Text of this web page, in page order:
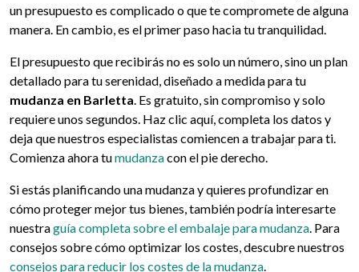
un presupuesto es complicado o que te compromete de alguna
manera. En cambio, es el primer paso hacia tu tranquilidad.
El presupuesto que recibirás no es solo un número, sino un plan
detallado para tu serenidad, diseñado a medida para tu
mudanza en Barletta. Es gratuito, sin compromiso y solo
requiere unos segundos. Haz clic aquí, completa los datos y
deja que nuestros especialistas comiencen a trabajar para ti.
Comienza ahora tumudanzacon el pie derecho.
Si estás planificando una mudanza y quieres profundizar en
cómo proteger mejor tus bienes, también podría interesarte
nuestraguía completa sobre el embalaje para mudanza. Para
consejos sobre cómo optimizar los costes, descubre nuestros
consejos para reducir los costes de la mudanza.